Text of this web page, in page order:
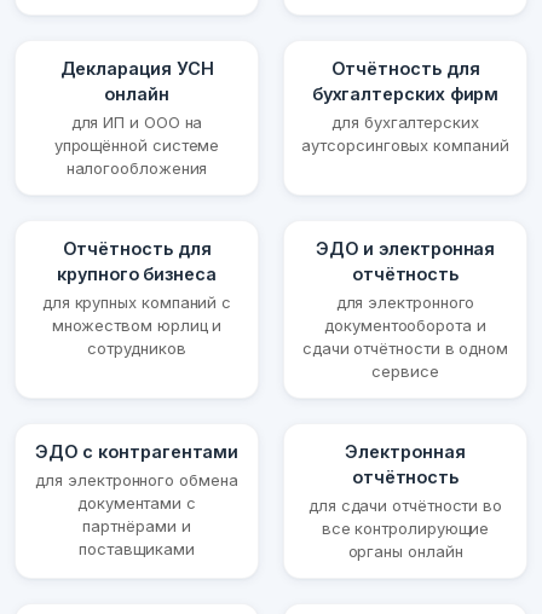
Декларация УСН
онлайн
для ИП и ООО на
упрощённой системе
налогообложения
Отчётность для
бухгалтерских фирм
для бухгалтерских
аутсорсинговых компаний
Отчётность для
крупного бизнеса
для крупных компаний с
множеством юрлиц и
сотрудников
ЭДО и электронная
отчётность
для электронного
документооборота и
сдачи отчётности в одном
сервисе
ЭДО с контрагентами
для электронного обмена
документами с
партнёрами и
поставщиками
Электронная
отчётность
для сдачи отчётности во
все контролирующие
органы онлайн